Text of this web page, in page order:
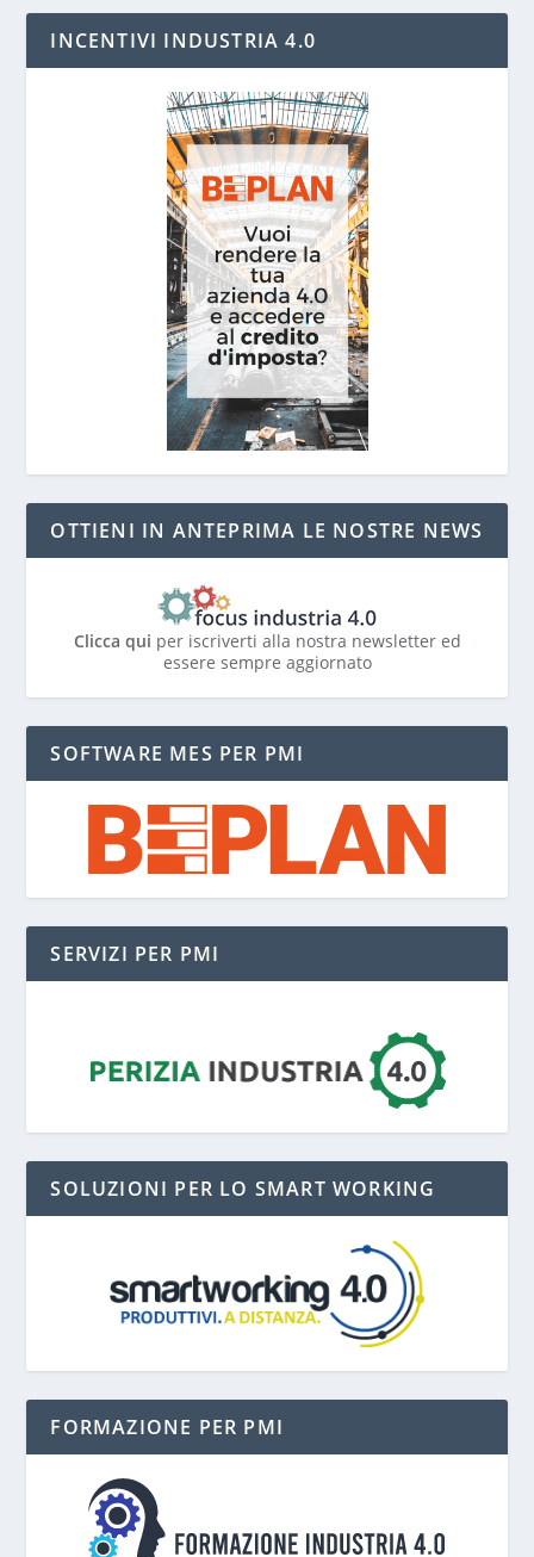
INCENTIVI INDUSTRIA 4.0
OTTIENI IN ANTEPRIMA LE NOSTRE NEWS
Clicca qui per iscriverti alla nostra newsletter ed
essere sempre aggiornato
SOFTWARE MES PER PMI
SERVIZI PER PMI
SOLUZIONI PER LO SMART WORKING
FORMAZIONE PER PMI